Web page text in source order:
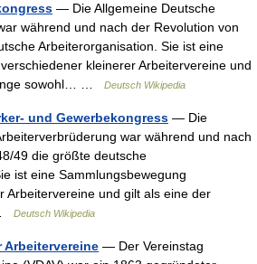
— Die Allgemeine Deutsche
während und nach der Revolution von
Arbeiterorganisation. Sie ist eine
kleinerer Arbeitervereine und
sowohl… …
Deutsch Wikipedia
und Gewerbekongress — Die
war während und nach
49 die größte deutsche
ist eine Sammlungsbewegung
Arbeitervereine und gilt als eine der
Deutsch Wikipedia
Arbeitervereine — Der Vereinstag